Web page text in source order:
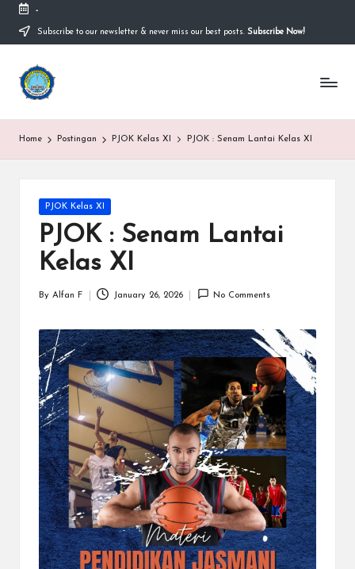
-
Subscribe to our newsletter & never miss our best posts. Subscribe Now!
Home Postingan PJOK Kelas XI PJOK : Senam Lantai Kelas XI
PJOK Kelas XI
PJOK : Senam Lantai
Kelas XI
By Alfan F January 26, 2026 No Comments